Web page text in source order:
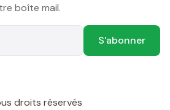
boîte mail.
S'abonner
droits réservés